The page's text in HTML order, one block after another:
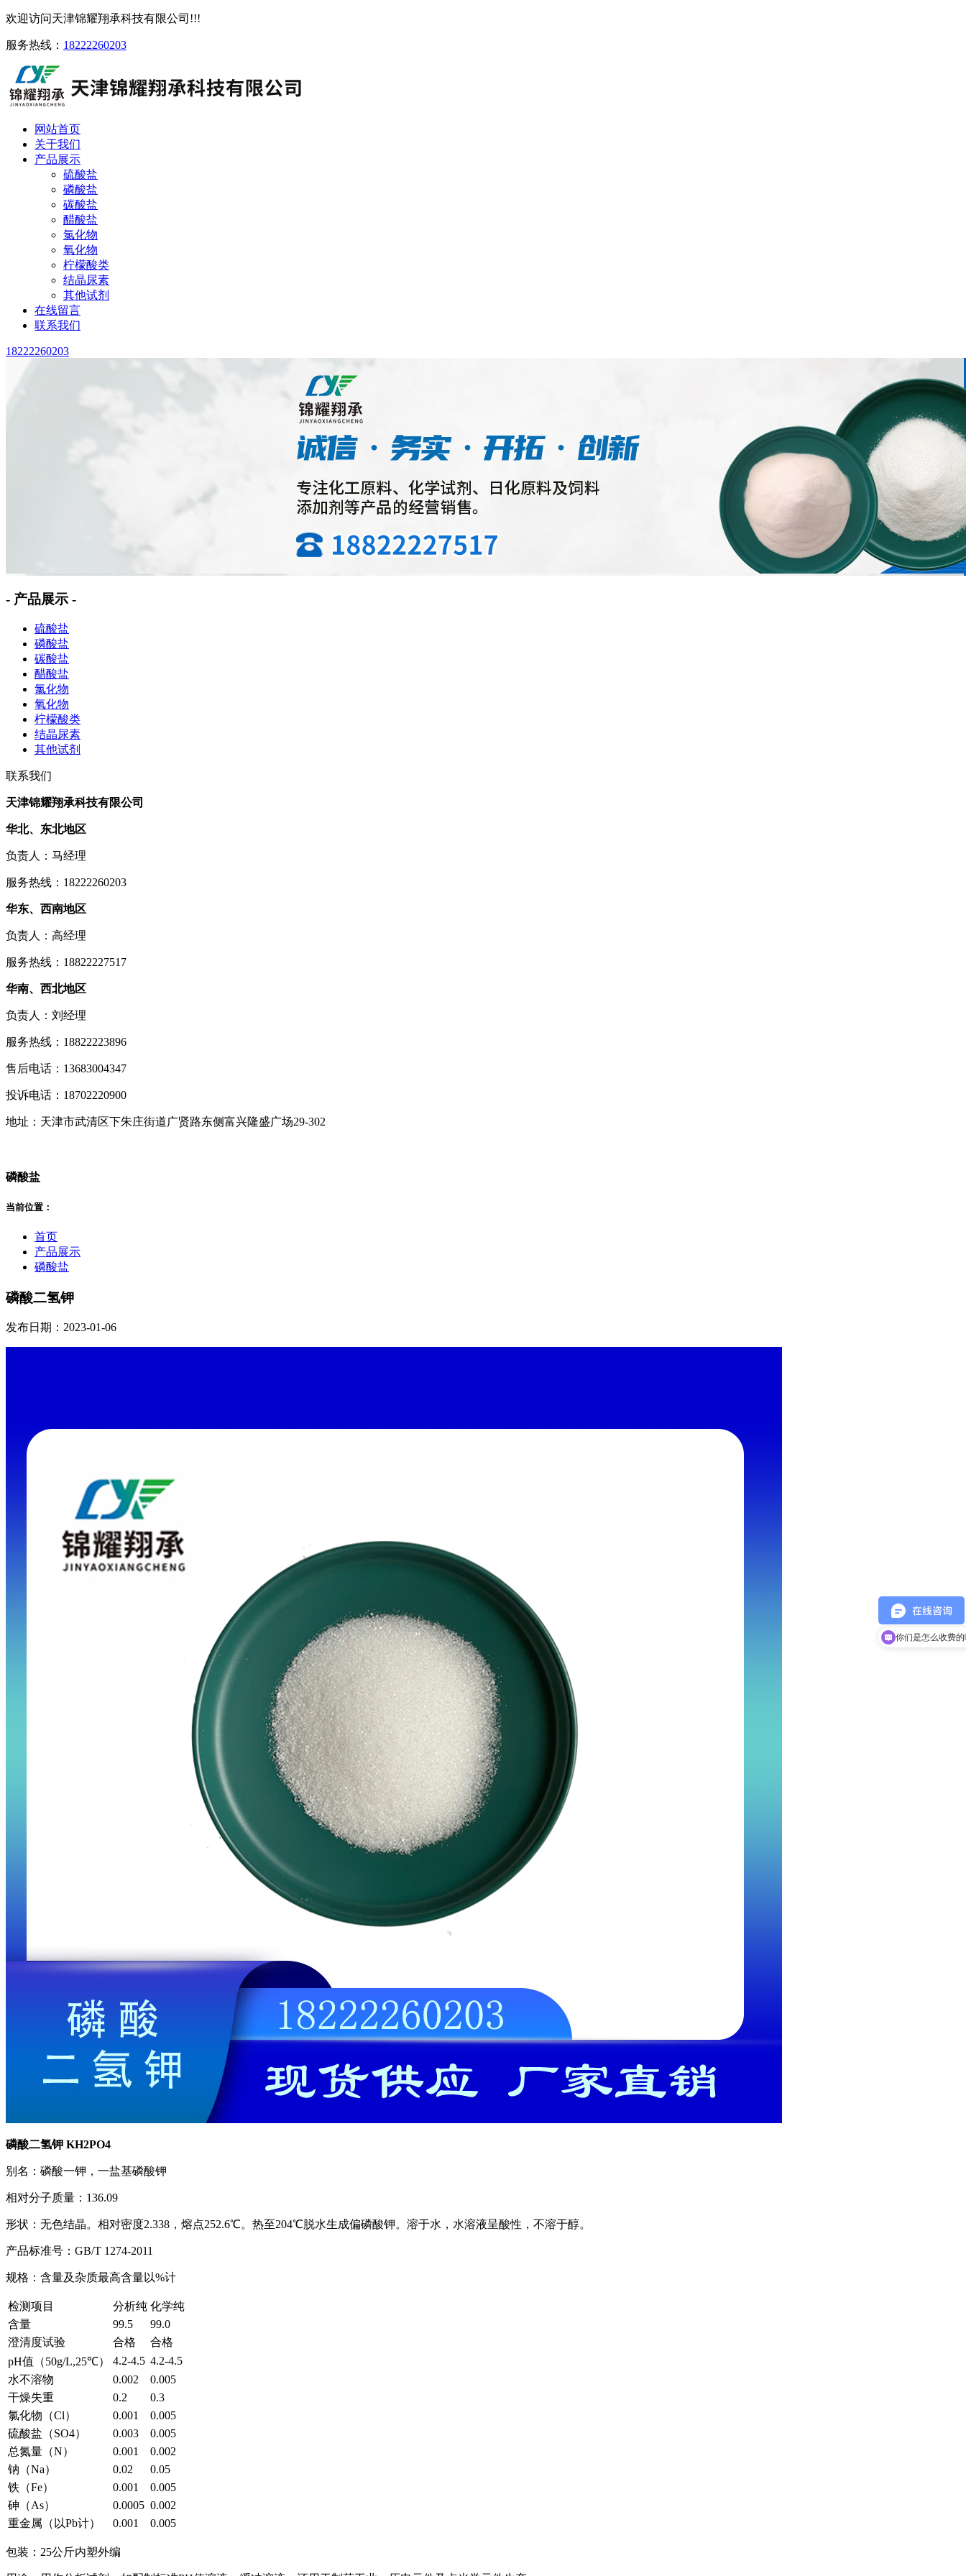
欢迎访问天津锦耀翔承科技有限公司!!!
服务热线： 18222260203
网站首页
关于我们
产品展示
硫酸盐
磷酸盐
碳酸盐
醋酸盐
氯化物
氧化物
柠檬酸类
结晶尿素
其他试剂
在线留言
联系我们
18222260203
- 产品展示 -
硫酸盐
磷酸盐
碳酸盐
醋酸盐
氯化物
氧化物
柠檬酸类
结晶尿素
其他试剂
联系我们
天津锦耀翔承科技有限公司
华北、东北地区
负责人：马经理
服务热线：18222260203
华东、西南地区
负责人：高经理
服务热线：18822227517
华南、西北地区
负责人：刘经理
服务热线：18822223896
售后电话：13683004347
投诉电话：18702220900
地址：天津市武清区下朱庄街道广贤路东侧富兴隆盛广场29-302
磷酸盐
当前位置：
首页
产品展示
磷酸盐
磷酸二氢钾
发布日期：2023-01-06
磷酸二氢钾 KH2PO4
别名：磷酸一钾，一盐基磷酸钾
相对分子质量：136.09
形状：无色结晶。相对密度2.338，熔点252.6℃。热至204℃脱水生成偏磷酸钾。溶于水，水溶液呈酸性，不溶于醇。
产品标准号：GB/T 1274-2011
规格：含量及杂质最高含量以%计
检测项目 分析纯 化学纯
含量
99.5
99.0
澄清度试验
合格
合格
pH值（50g/L,25℃）
4.2-4.5 4.2-4.5
水不溶物
0.002
0.005
干燥失重
0.2
0.3
氯化物（Cl）
0.001
0.005
硫酸盐（SO4）
0.003
0.005
总氮量（N）
0.001
0.002
钠（Na）
0.02
0.05
铁（Fe）
0.001
0.005
砷（As）
0.0005 0.002
重金属（以Pb计）
0.001 0.005
包装：25公斤内塑外编